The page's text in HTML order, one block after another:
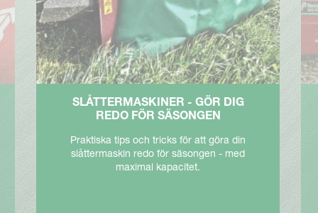
SLÅTTERMASKINER - GÖR DIG
REDO FÖR SÄSONGEN
Praktiska tips och tricks för att göra din
slåttermaskin redo för säsongen - med
maximal kapacitet.